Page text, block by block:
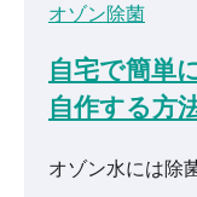
オゾン除菌
自宅で簡単
自作する方
オゾン水には除